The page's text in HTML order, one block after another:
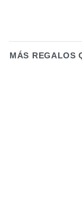
MÁS REGALOS